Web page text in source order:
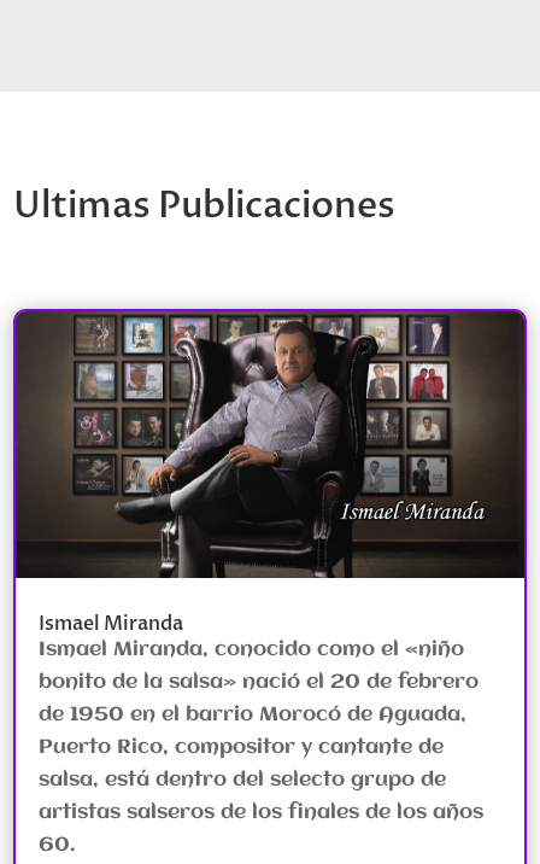
Ultimas Publicaciones
Ismael Miranda
Ismael Miranda, conocido como el «niño
bonito de la salsa» nació el 20 de febrero
de 1950 en el barrio Morocó de Aguada,
Puerto Rico, compositor y cantante de
salsa, está dentro del selecto grupo de
artistas salseros de los finales de los años
60.